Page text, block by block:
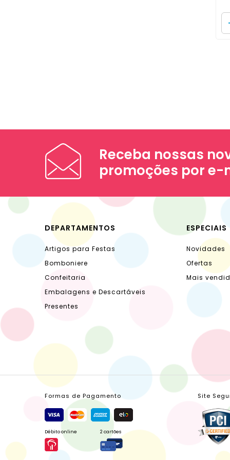
Receba nossas
promoções por e-
DEPARTAMENTOS
Artigos para Festas
Bomboniere
Confeitaria
Embalagens e Descartáveis
Presentes
ESPECIAIS
Novidades
Ofertas
Mais
Formas de Pagamento
Débito online 2 cartões
Site